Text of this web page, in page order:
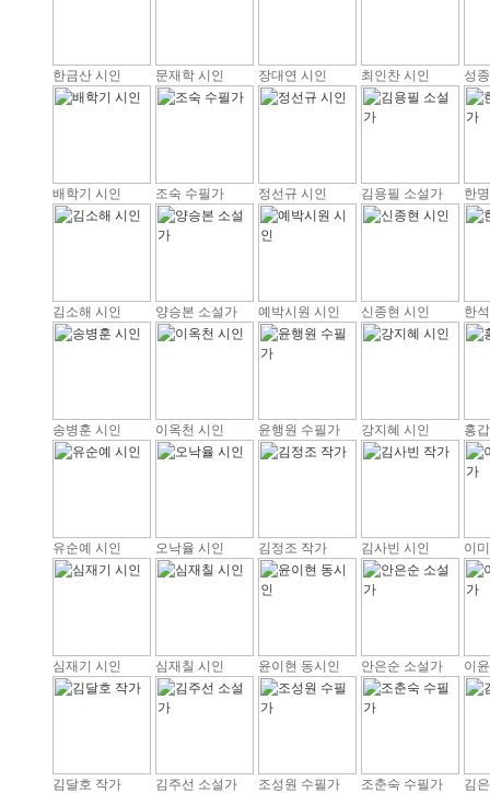
한금산 시인 문재학 시인 장대연 시인 최인찬 시인 성
배학기 시인 조숙 수필가 정선규 시인 김용필 소설가 한
김소해 시인 양승본 소설가 예박시원 시인 신종현 시인 한
송병훈 시인 이옥천 시인 윤행원 수필가 강지혜 시인 홍
유순예 시인 오낙율 시인 김정조 작가 김사빈 시인 이
심재기 시인 심재칠 시인 윤이현 동시인 안은순 소설가 이
김달호 작가 김주선 소설가 조성원 수필가 조춘숙 수필가 김